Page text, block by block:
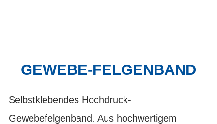
GEWEBE-FELGENBAND
Selbstklebendes Hochdruck-
Gewebefelgenband. Aus hochwertigem